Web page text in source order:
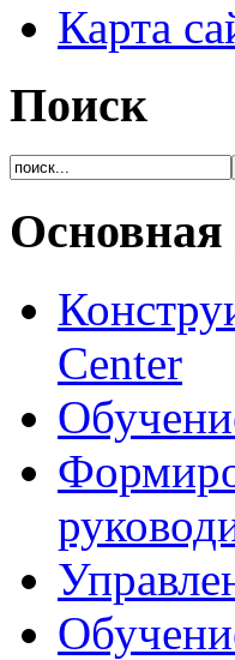
Карта
Поиск
Основная
Center